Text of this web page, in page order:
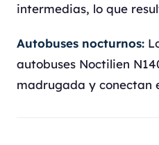
intermedias, lo que
Autobuses nocturnos:
autobuses Noctilien
madrugada y conectan